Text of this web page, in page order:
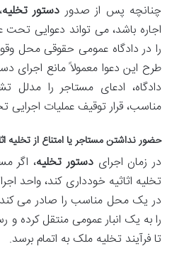
چنانچه پس از صدور دستور تخلیه
اجاره باشد، می تواند دعوایی تحت
را در دادگاه عمومی حقوقی محل
طرح این دعوا معمولاً مانع اجرای
دادگاه، ادعای مستاجر را
مناسب، قرار توقیف عملیات اجرایی
حضور نداشتن مستاجر یا امتناع از تخلیه
در زمان اجرایدستور تخلیه، اگر
تخلیه اثاثیه خودداری کند، واحد
در یک محل مناسب را صادر می
را به یک انبار عمومی منتقل کرده و
تا فرآیند تخلیه ملک به اتمام برسد.